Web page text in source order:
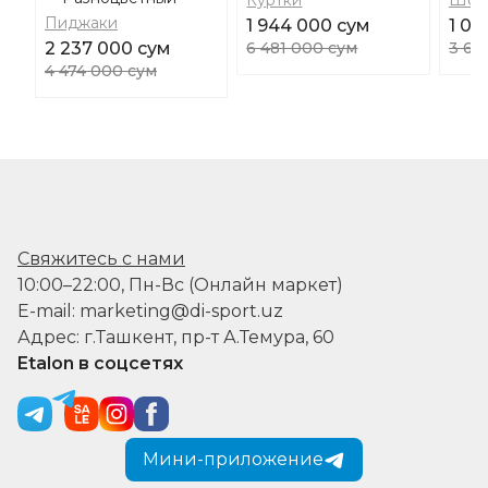
Пиджаки
2 237 000 сум
4 474 000 сум
1 944 000 сум
6 481 000 сум
1
3
Свяжитесь с нами
10:00–22:00, Пн-Вс (Онлайн маркет)
E-mail: marketing@di-sport.uz
Адрес: г.Ташкент, пр-т А.Темура, 60
Etalon в соцсетях
Мини-приложение